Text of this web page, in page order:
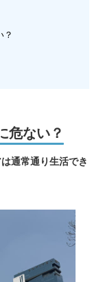
？
危ない？
通常通り生活でき